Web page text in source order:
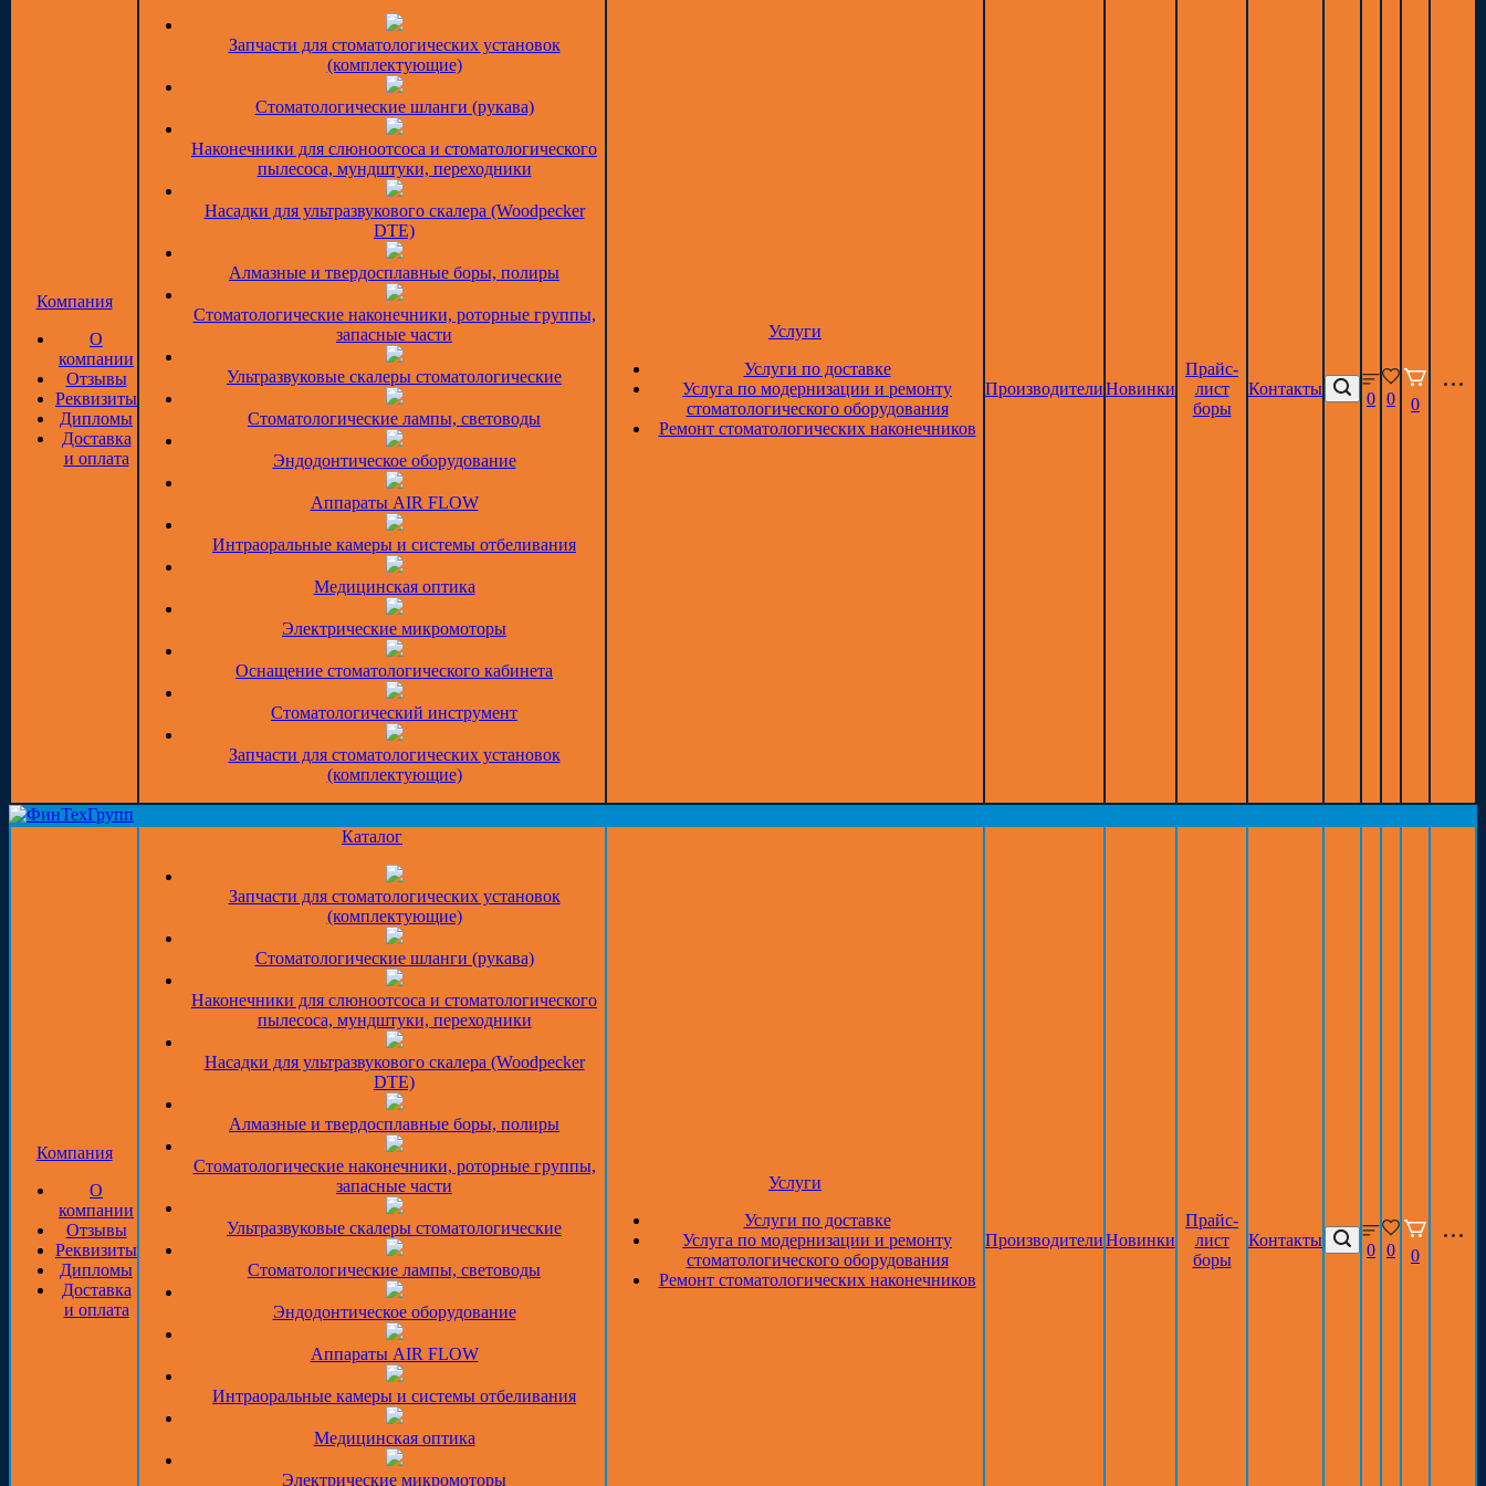
Компания
О
компании
Отзывы
Реквизиты
Дипломы
Доставка
и оплата
Запчасти для стоматологических установок
(комплектующие)
Стоматологические шланги (рукава)
Наконечники для слюноотсоса и стоматологического
пылесоса, мундштуки, переходники
Насадки для ультразвукового скалера (Woodpecker
DTE)
Алмазные и твердосплавные боры, полиры
Стоматологические наконечники, роторные группы,
запасные части
Ультразвуковые скалеры стоматологические
Стоматологические лампы, световоды
Эндодонтическое оборудование
Аппараты AIR FLOW
Интраоральные камеры и системы отбеливания
Медицинская оптика
Электрические микромоторы
Оснащение стоматологического кабинета
Стоматологический инструмент
Запчасти для стоматологических установок
(комплектующие)
Услуги
Услуги по доставке
Услуга по модернизации и ремонту
стоматологического оборудования
Ремонт стоматологических наконечников
ПроизводителиНовинки
Прайс-
лист
боры
Контакты
0 0 0
Компания
О
компании
Отзывы
Реквизиты
Дипломы
Доставка
и оплата
Каталог
Запчасти для стоматологических установок
(комплектующие)
Стоматологические шланги (рукава)
Наконечники для слюноотсоса и стоматологического
пылесоса, мундштуки, переходники
Насадки для ультразвукового скалера (Woodpecker
DTE)
Алмазные и твердосплавные боры, полиры
Стоматологические наконечники, роторные группы,
запасные части
Ультразвуковые скалеры стоматологические
Стоматологические лампы, световоды
Эндодонтическое оборудование
Аппараты AIR FLOW
Интраоральные камеры и системы отбеливания
Медицинская оптика
Электрические микромоторы
Услуги
Услуги по доставке
Услуга по модернизации и ремонту
стоматологического оборудования
Ремонт стоматологических наконечников
ПроизводителиНовинки
Прайс-
лист
боры
Контакты
0 0 0